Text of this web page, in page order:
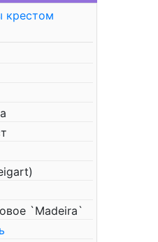
крестом
`Madeira`